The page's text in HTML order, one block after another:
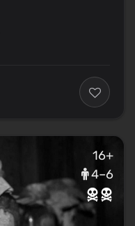
16+
4–6